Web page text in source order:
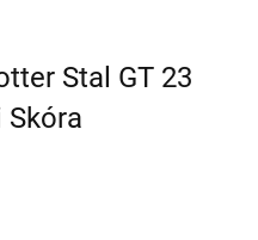
Stal GT 23
Skóra